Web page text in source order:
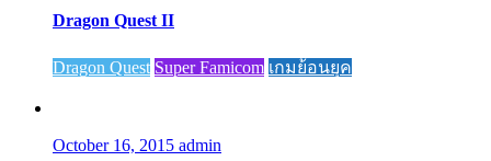
Dragon Quest II
Dragon Quest Super Famicom เกมย้อนยุค
October 16, 2015 admin